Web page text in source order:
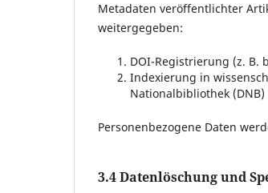
Metadaten veröffentlichter
weitergegeben:
DOI-Registrierung (z. B.
Indexierung in
Nationalbibliothek (DNB)
Personenbezogene Daten
3.4 Datenlöschung und